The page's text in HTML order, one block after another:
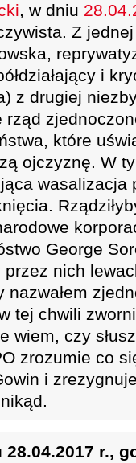
, w dniu
Z
i
z drugiej
które
ojczyznę. W
wasalizacja
George
nich
nazwałem
tej chwili
wiem, czy
zrozumie co
i
r.,